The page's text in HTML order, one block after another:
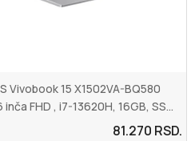
Vivobook 15 X1502VA-BQ580
inča FHD , i7-13620H, 16GB, SS...
81.270 RSD.